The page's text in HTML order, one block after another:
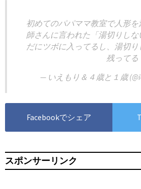
初めてのパパママ教室で人形
師さんに言われた「湯切りし
だにツボに入ってるし、湯切
残ってる
— いえもり＆４歳と１歳
Facebookでシェア
スポンサーリンク